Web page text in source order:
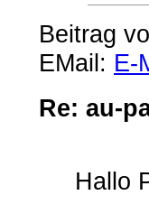
Beitrag
EMail: E-
Re: au-
Hallo